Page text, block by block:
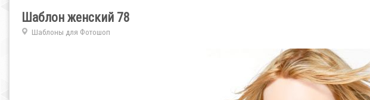
Шаблон женский 78
Шаблоны для Фотошоп